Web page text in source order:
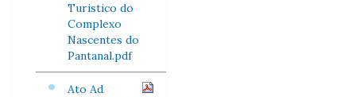
Turistico do
Complexo
Nascentes do
Pantanal.pdf
Ato Ad